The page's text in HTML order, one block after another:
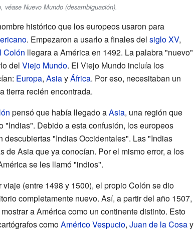
véase Nuevo Mundo (desambiguación).
histórico que los europeos usaron para
. Empezaron a usarlo a finales del siglo XV,
Colón llegara a América en 1492. La palabra "nuevo"
del Viejo Mundo. El Viejo Mundo incluía los
Europa, AsiayÁfrica. Por eso, necesitaban un
tierra recién encontrada.
pensó que había llegado aAsia, una región que
"Indias". Debido a esta confusión, los europeos
descubiertas "Indias Occidentales". Las "Indias
de Asia que ya conocían. Por el mismo error, a los
se les llamó "indios".
(entre 1498 y 1500), el propio Colón se dio
completamente nuevo. Así, a partir del año 1507,
a América como un continente distinto. Esto
comoAmérico Vespucio, Juan de la Cosay